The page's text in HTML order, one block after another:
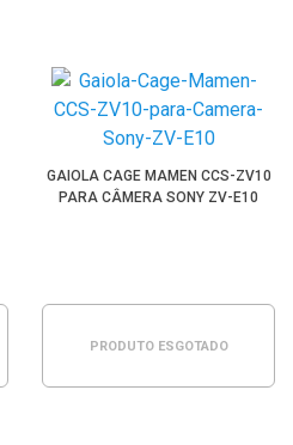
GAIOLA CAGE MAMEN CCS-ZV10
PARA CÂMERA SONY ZV-E10
PRODUTO ESGOTADO